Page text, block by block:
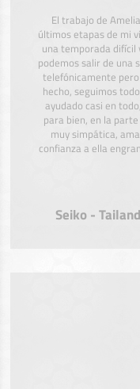
El trabajo de
últimos etapas de mi
una temporada difícil
podemos salir de una
telefónicamente
hecho, seguimos
ayudado casi en
para bien, en la
muy simpática,
confianza a ella
Seiko -